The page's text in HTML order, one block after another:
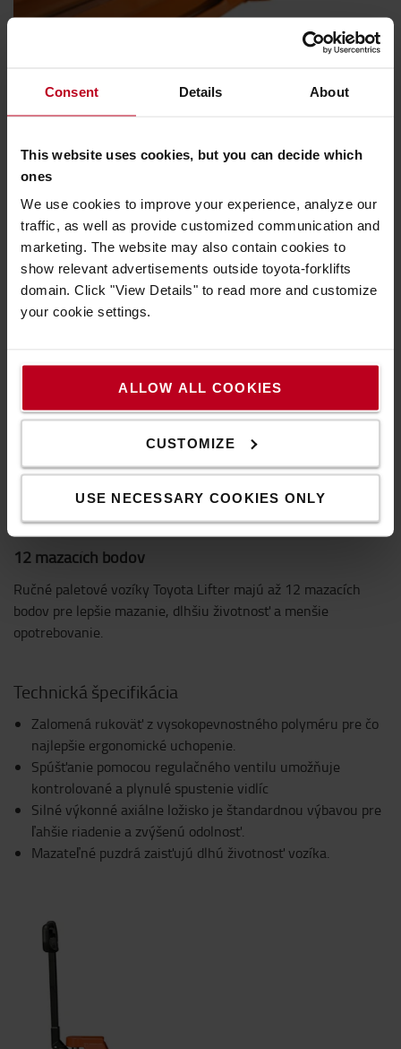
Consent Details About
This website uses cookies, but you can decide which
ones
We use cookies to improve your experience, analyze our
traffic, as well as provide customized communication and
marketing. The website may also contain cookies to
show relevant advertisements outside toyota-forklifts
domain. Click "View Details" to read more and customize
your cookie settings.
ALLOW ALL COOKIES
CUSTOMIZE
USE NECESSARY COOKIES ONLY
Oceľové tlačné tyče znižujú náklady na údržbu a zvyšujú
životnosť a prevádzkyschopnosť.
12 mazacích bodov
Ručné paletové vozíky Toyota Lifter majú až 12 mazacích
bodov pre lepšie mazanie, dlhšiu životnosť a menšie
opotrebovanie.
Technická špecifikácia
Zalomená rukoväť z vysokopevnostného polyméru pre čo
najlepšie ergonomické uchopenie.
Spúšťanie pomocou regulačného ventilu umožňuje
kontrolované a plynulé spustenie vidlíc
Silné výkonné axiálne ložisko je štandardnou výbavou pre
ľahšie riadenie a zvýšenú odolnosť.
Mazateľné puzdrá zaisťujú dlhú životnosť vozíka.